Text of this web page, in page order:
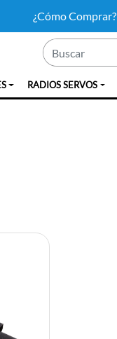
¿Cómo Comprar?
RADIOS SERVOS